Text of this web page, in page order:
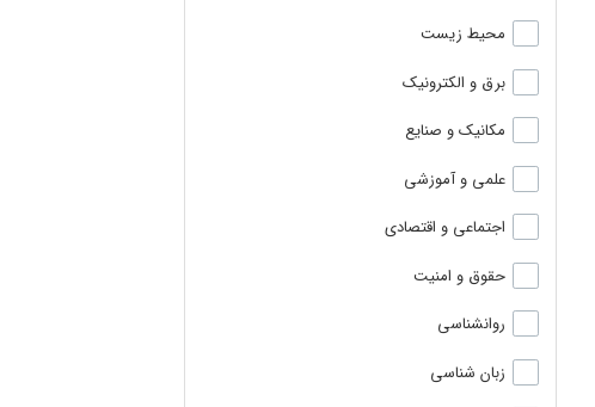
محیط زیست
برق و الکترونیک
مکانیک و صنایع
علمی و آموزشی
اجتماعی و اقتصادی
حقوق و امنیت
روانشناسی
زبان شناسی